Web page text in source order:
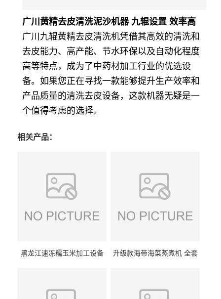
广川黄精去皮清洗泥沙机器 九辊设置 效率高
广川九辊黄精去皮清洗机凭借其高效的清洗和
去皮能力、高产能、节水环保以及自动化程度
高等特点，成为了中药材加工行业的优选设
备。如果您正在寻找一款能够提升生产效率和
产品质量的清洗去皮设备，这款机器无疑是一
个值得考虑的选择。
相关产品：
黑龙江速冻糯玉米加工设备
升级款海带海菜蒸煮机 全套